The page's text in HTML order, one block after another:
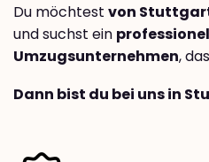
Du möchtest von
und suchst ein
Umzugsunternehmen,
Dann bist du bei uns in